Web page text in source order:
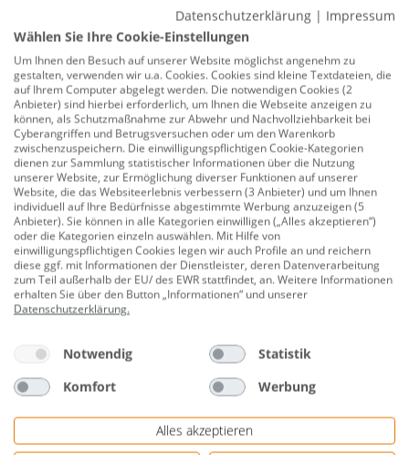
Baureihe M-Smart
Produkt oder Komponententyp: Abdeckrahmen
Farbton: Polarweiß (RAL 9010)
Oberflächenbeschaffenheit: Matt
Material: Thermoplast
Schutzart: IP20
Herstellerinformationen: NEWA-Vertriebs GmbH |
Robert-Koch Straße 50 | 55129 Mainz, Deutschland
| eMail: mail@newa-elektro.de | Herstellernr.
1920987
Datenschutzerklärung | Impressum
Wählen Sie Ihre Cookie-Einstellungen
Um Ihnen den Besuch auf unserer Website möglichst angenehm zu
gestalten, verwenden wir u.a. Cookies. Cookies sind kleine Textdateien, die
auf Ihrem Computer abgelegt werden. Die notwendigen Cookies (2
Anbieter) sind hierbei erforderlich, um Ihnen die Webseite anzeigen zu
können, als Schutzmaßnahme zur Abwehr und Nachvollziehbarkeit bei
Cyberangriffen und Betrugsversuchen oder um den Warenkorb
zwischenzuspeichern. Die einwilligungspflichtigen Cookie-Kategorien
dienen zur Sammlung statistischer Informationen über die Nutzung
unserer Website, zur Ermöglichung diverser Funktionen auf unserer
Website, die das Websiteerlebnis verbessern (3 Anbieter) und um Ihnen
individuell auf Ihre Bedürfnisse abgestimmte Werbung anzuzeigen (5
Anbieter). Sie können in alle Kategorien einwilligen („Alles akzeptieren“)
oder die Kategorien einzeln auswählen. Mit Hilfe von
einwilligungspflichtigen Cookies legen wir auch Profile an und reichern
diese ggf. mit Informationen der Dienstleister, deren Datenverarbeitung
zum Teil außerhalb der EU/ des EWR stattfindet, an. Weitere Informationen
erhalten Sie über den Button „Informationen“ und unserer
Datenschutzerklärung.
Notwendig
Statistik
Komfort
Werbung
Alles akzeptieren